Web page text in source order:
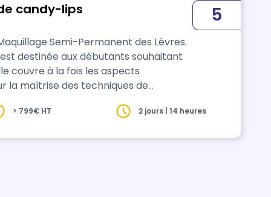
candy-lips
Semi-Permanent des Lèvres.
destinée aux débutants souhaitant
couvre à la fois les aspects
la maîtrise des techniques de
5
> 799€ HT 2 jours | 14 heures